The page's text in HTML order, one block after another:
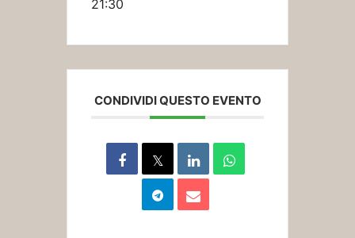
21:30
CONDIVIDI QUESTO EVENTO